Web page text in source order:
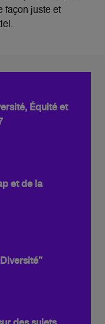
façon juste et
Équité et
et de la